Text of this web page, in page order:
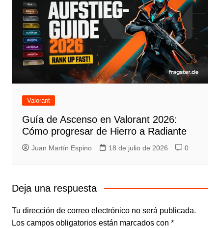
Valorant
Guía de Ascenso en Valorant 2026:
Cómo progresar de Hierro a Radiante
Juan Martín Espino 18 de julio de 2026 0
Deja una respuesta
Tu dirección de correo electrónico no será publicada.
Los campos obligatorios están marcados con *